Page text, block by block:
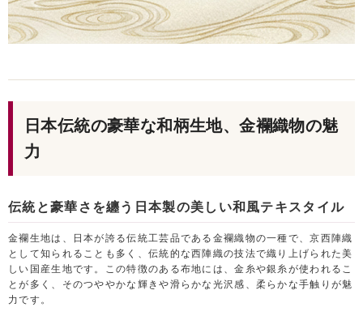
日本伝統の豪華な和柄生地、金襴織物の魅
力
伝統と豪華さを纏う日本製の美しい和風テキスタイル
金襴生地は、日本が誇る伝統工芸品である金襴織物の一種で、京西陣織
として知られることも多く、伝統的な西陣織の技法で織り上げられた美
しい国産生地です。この特徴のある布地には、金糸や銀糸が使われるこ
とが多く、そのつややかな輝きや滑らかな光沢感、柔らかな手触りが魅
力です。